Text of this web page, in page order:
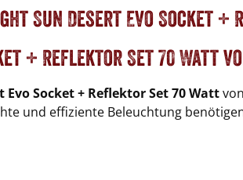
Sun Desert Evo Socket +
+ Reflektor Set 70 Watt
Evo Socket + Reflektor Set 70 Wattvon
und effiziente Beleuchtung